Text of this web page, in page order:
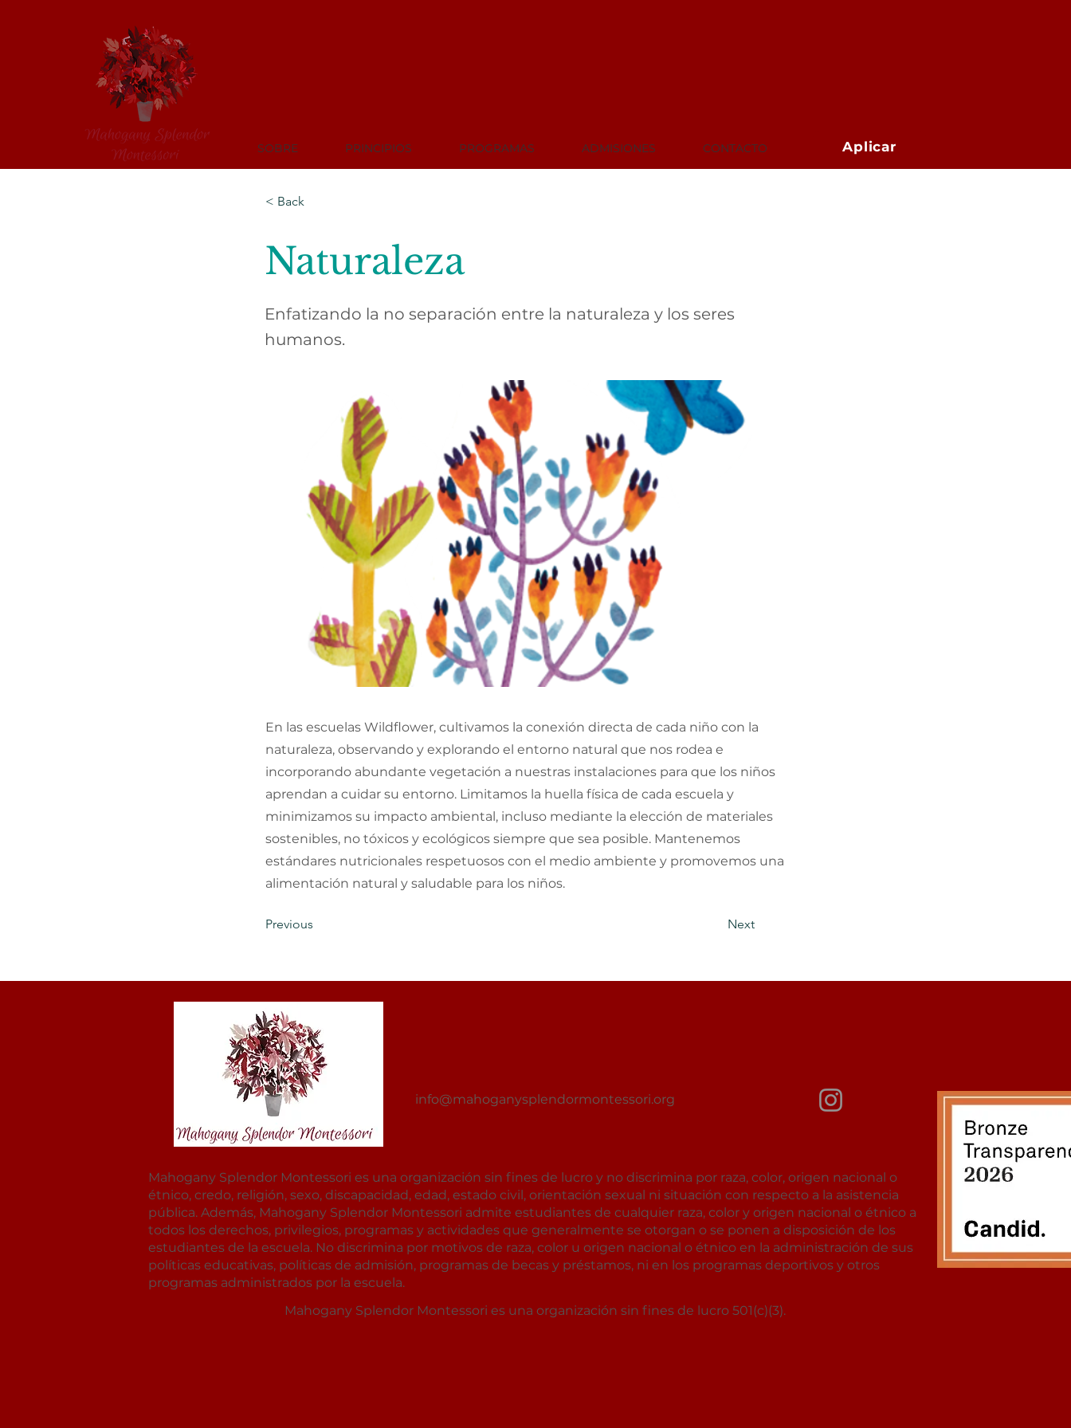
SOBRE PRINCIPIOS PROGRAMAS ADMISIONES CONTACTO Aplicar
< Back
Naturaleza
Enfatizando la no separación entre la naturaleza y los seres
humanos.
En las escuelas Wildflower, cultivamos la conexión directa de cada niño con la
naturaleza, observando y explorando el entorno natural que nos rodea e
incorporando abundante vegetación a nuestras instalaciones para que los niños
aprendan a cuidar su entorno. Limitamos la huella física de cada escuela y
minimizamos su impacto ambiental, incluso mediante la elección de materiales
sostenibles, no tóxicos y ecológicos siempre que sea posible. Mantenemos
estándares nutricionales respetuosos con el medio ambiente y promovemos una
alimentación natural y saludable para los niños.
Previous Next
info@mahoganysplendormontessori.org
Mahogany Splendor Montessori es una organización sin fines de lucro y no discrimina por raza, color, origen nacional o
étnico, credo, religión, sexo, discapacidad, edad, estado civil, orientación sexual ni situación con respecto a la asistencia
pública. Además, Mahogany Splendor Montessori admite estudiantes de cualquier raza, color y origen nacional o étnico a
todos los derechos, privilegios, programas y actividades que generalmente se otorgan o se ponen a disposición de los
estudiantes de la escuela. No discrimina por motivos de raza, color u origen nacional o étnico en la administración de sus
políticas educativas, políticas de admisión, programas de becas y préstamos, ni en los programas deportivos y otros
programas administrados por la escuela.
Mahogany Splendor Montessori es una organización sin fines de lucro 501(c)(3).